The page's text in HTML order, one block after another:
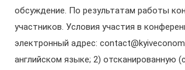
обсуждение. По результатам работы
участников. Условия участия в
электронный адрес:
английском языке; 2) отсканированную